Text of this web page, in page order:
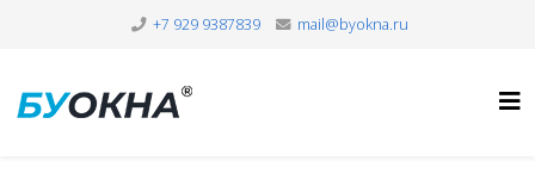
+7 929 9387839 mail@byokna.ru